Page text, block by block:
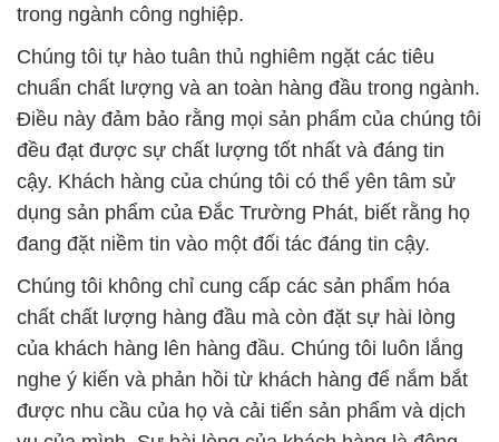
Chúng tôi không chỉ cung cấp các sản phẩm hóa
chất chất lượng hàng đầu mà còn đặt sự hài lòng
của khách hàng lên hàng đầu. Chúng tôi luôn lắng
nghe ý kiến và phản hồi từ khách hàng để nắm bắt
được nhu cầu của họ và cải tiến sản phẩm và dịch
vụ của mình. Sự hài lòng của khách hàng là động
lực lớn nhất để chúng tôi không ngừng hoàn thiện
và phát triển, đảm bảo rằng chúng tôi luôn đáp ứng
được mọi yêu cầu của họ.
Với sứ mệnh cung cấp các giải pháp hóa chất chất
lượng và an toàn, Đắc Trường Phát tự hào là đối
tác tin cậy cho cuộc sống tươi đẹp. Chúng tôi không
ngừng nỗ lực để giữ vững danh tiếng uy tín và chất
lượng của mình trong ngành công nghiệp hóa chất.